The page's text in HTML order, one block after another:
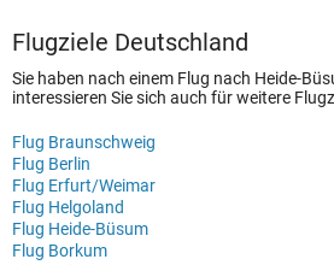
Flugziele Deutschland
Sie haben nach einem Flug nach Heide-
interessieren Sie sich auch für weitere
Flug Braunschweig
Flug Berlin
Flug Erfurt/Weimar
Flug Helgoland
Flug Heide-Büsum
Flug Borkum